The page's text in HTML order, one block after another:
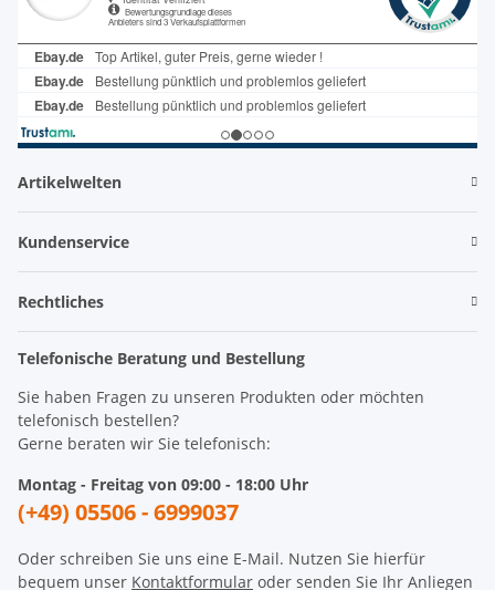
Artikelwelten
Kundenservice
Rechtliches
Telefonische Beratung und Bestellung
Sie haben Fragen zu unseren Produkten oder möchten
telefonisch bestellen?
Gerne beraten wir Sie telefonisch:
Montag - Freitag von 09:00 - 18:00 Uhr
(+49) 05506 - 6999037
Oder schreiben Sie uns eine E-Mail. Nutzen Sie hierfür
bequem unser Kontaktformular oder senden Sie Ihr Anliegen